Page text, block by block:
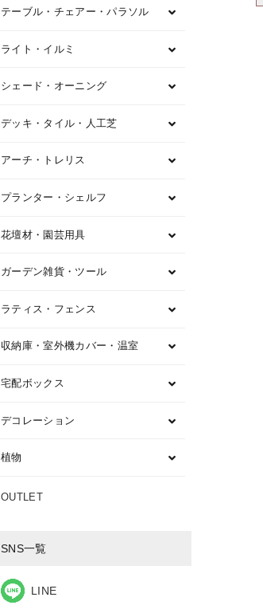
テーブル・チェアー・パラソル
ライト・イルミ
シェード・オーニング
デッキ・タイル・人工芝
アーチ・トレリス
プランター・シェルフ
花壇材・園芸用具
ガーデン雑貨・ツール
ラティス・フェンス
収納庫・室外機カバー・温室
宅配ボックス
デコレーション
植物
OUTLET
SNS一覧
LINE